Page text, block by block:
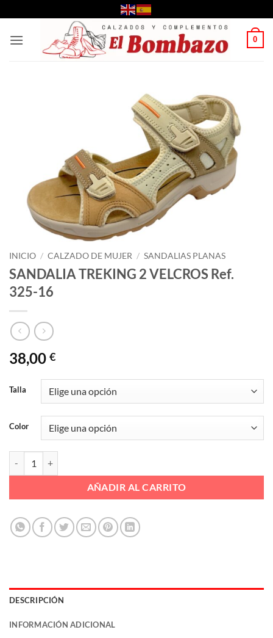
al
contenido
0
INICIO / CALZADO DE MUJER / SANDALIAS PLANAS
SANDALIA TREKING 2 VELCROS Ref.
325-16
38,00 €
Talla
Color
AÑADIR AL CARRITO
DESCRIPCIÓN
INFORMACIÓN ADICIONAL